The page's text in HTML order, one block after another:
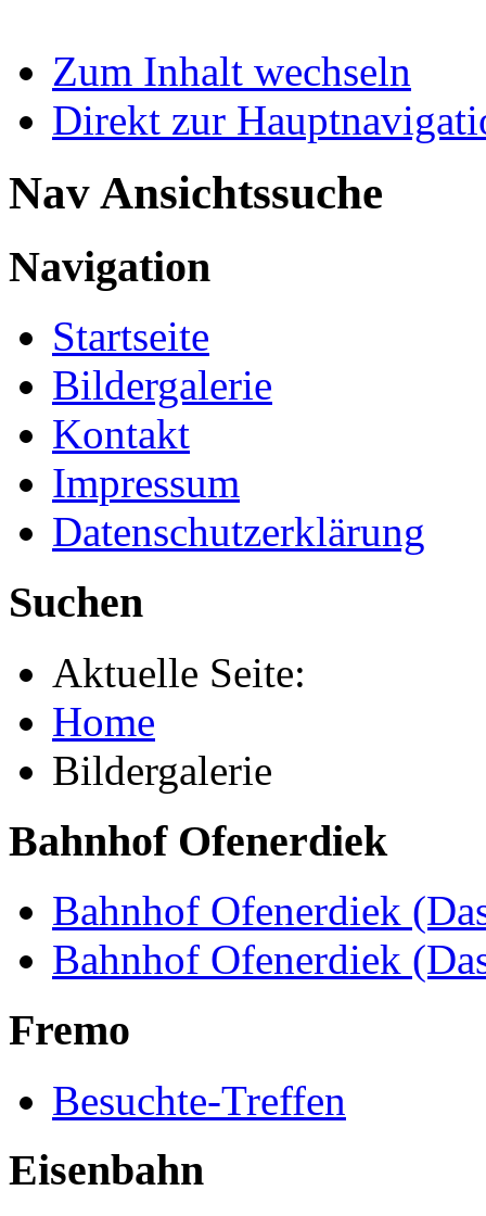
Zum Inhalt wechseln
Direkt zur
Nav Ansichtssuche
Navigation
Startseite
Bildergalerie
Kontakt
Impressum
Datenschutzerklärung
Suchen
Aktuelle Seite:
Home
Bildergalerie
Bahnhof Ofenerdiek
Bahnhof Ofenerdiek
Bahnhof Ofenerdiek
Fremo
Besuchte-Treffen
Eisenbahn